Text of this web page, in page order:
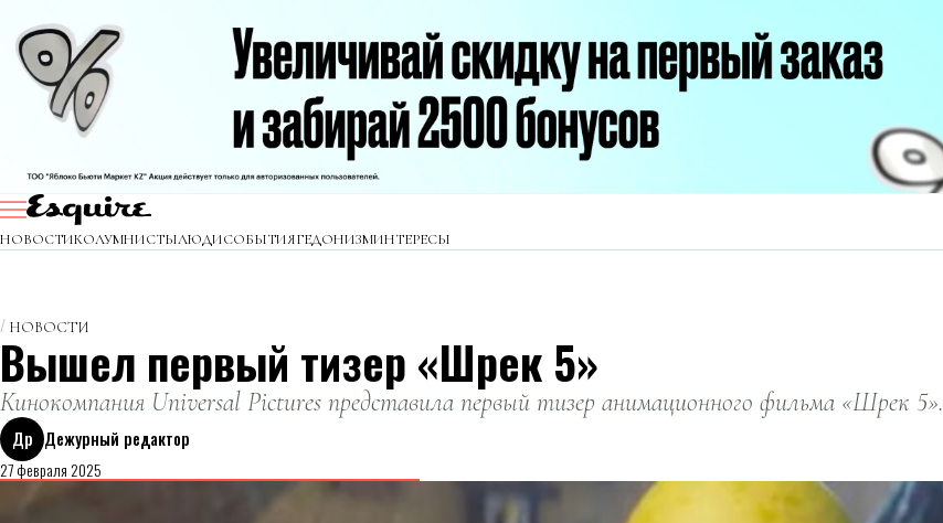
НОВОСТИКОЛУМНИСТЫЛЮДИСОБЫТИЯГЕДОНИЗМИНТЕРЕСЫ
НОВОСТИ
Вышел первый тизер «Шрек 5»
Кинокомпания Universal Pictures представила первый тизер анимационного фильма «Шрек 5».
Др Дежурный редактор
27 февраля 2025